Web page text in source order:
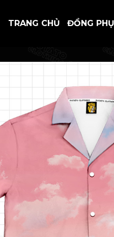
TRANG CHỦ ĐỒNG